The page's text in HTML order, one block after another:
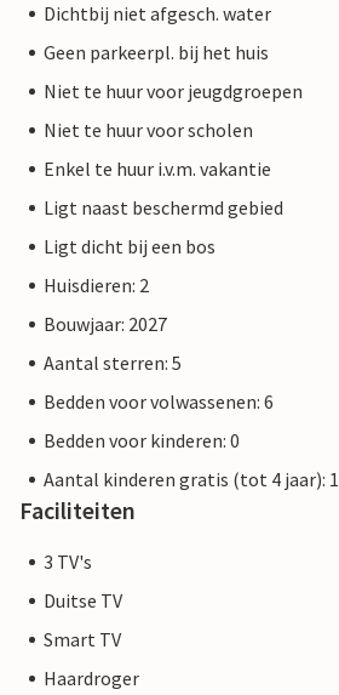
Dichtbij niet afgesch. water
Geen parkeerpl. bij het huis
Niet te huur voor jeugdgroepen
Niet te huur voor scholen
Enkel te huur i.v.m. vakantie
Ligt naast beschermd gebied
Ligt dicht bij een bos
Huisdieren: 2
Bouwjaar: 2027
Aantal sterren: 5
Bedden voor volwassenen: 6
Bedden voor kinderen: 0
Aantal kinderen gratis (tot 4 jaar): 1
Faciliteiten
3 TV's
Duitse TV
Smart TV
Haardroger